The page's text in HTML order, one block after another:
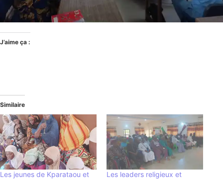
J’aime ça :
Similaire
Les jeunes de Kparataou et
Les leaders religieux et